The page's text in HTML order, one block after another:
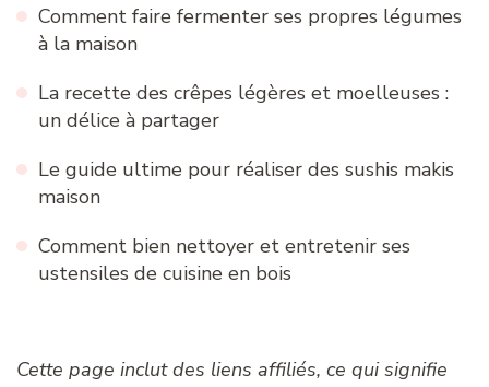
Comment faire fermenter ses propres légumes
à la maison
La recette des crêpes légères et moelleuses :
un délice à partager
Le guide ultime pour réaliser des sushis makis
maison
Comment bien nettoyer et entretenir ses
ustensiles de cuisine en bois
Cette page inclut des liens affiliés, ce qui signifie